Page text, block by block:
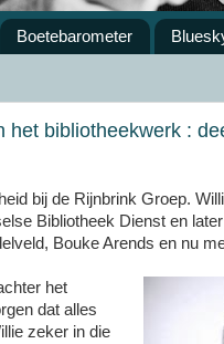
Boetebarometer
het bibliotheekwerk :
bij de Rijnbrink Groep.
Bibliotheek Dienst en
Bouke Arends en nu
het
dat alles
zeker in die